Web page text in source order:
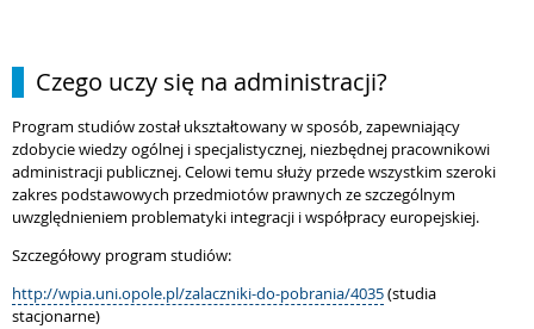
Czego uczy się na administracji?
Program studiów został ukształtowany w sposób, zapewniający
zdobycie wiedzy ogólnej i specjalistycznej, niezbędnej pracownikowi
administracji publicznej. Celowi temu służy przede wszystkim szeroki
zakres podstawowych przedmiotów prawnych ze szczególnym
uwzględnieniem problematyki integracji i współpracy europejskiej.
Szczegółowy program studiów:
http://wpia.uni.opole.pl/zalaczniki-do-pobrania/4035(studia
stacjonarne)